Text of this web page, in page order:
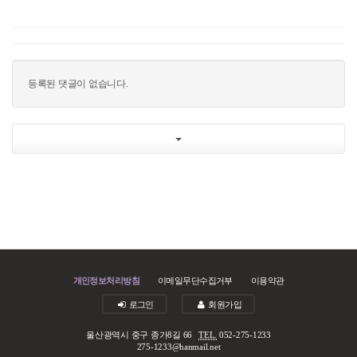
등록된 댓글이 없습니다.
개인정보처리방침 이메일무단수집거부 이용약관
로그인 회원가입
울산광역시 중구 종가8길 66TEL. 052-275-1233
275-1233@hanmail.net